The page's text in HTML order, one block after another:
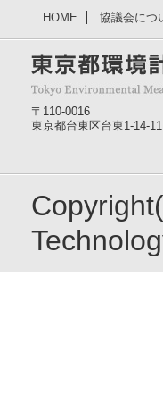
HOME 協議会につ
〒110-0016
東京都台東区台東1-14-